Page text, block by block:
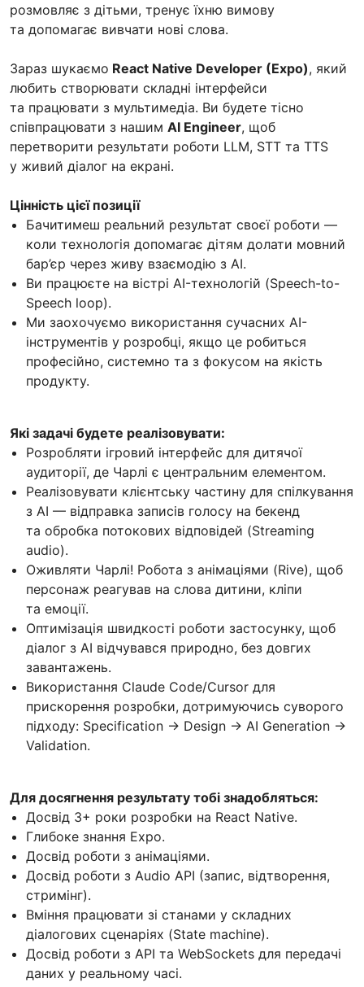
розмовляє з дітьми, тренує їхню вимову
та допомагає вивчати нові слова.
Зараз шукаємо React Native Developer (Expo), який
любить створювати складні інтерфейси
та працювати з мультимедіа. Ви будете тісно
співпрацювати з нашим AI Engineer, щоб
перетворити результати роботи LLM, STT та TTS
у живий діалог на екрані.
Цінність цієї позиції
Бачитимеш реальний результат своєї роботи —
коли технологія допомагає дітям долати мовний
бар’єр через живу взаємодію з AI.
Ви працюєте на вістрі AI-технологій (Speech-to-
Speech loop).
Ми заохочуємо використання сучасних AI-
інструментів у розробці, якщо це робиться
професійно, системно та з фокусом на якість
продукту.
Які задачі будете реалізовувати:
Розробляти ігровий інтерфейс для дитячої
аудиторії, де Чарлі є центральним елементом.
Реалізовувати клієнтську частину для спілкування
з AI — відправка записів голосу на бекенд
та обробка потокових відповідей (Streaming
audio).
Оживляти Чарлі! Робота з анімаціями (Rive), щоб
персонаж реагував на слова дитини, кліпи
та емоції.
Оптимізація швидкості роботи застосунку, щоб
діалог з AI відчувався природно, без довгих
завантажень.
Використання Claude Code/Cursor для
прискорення розробки, дотримуючись суворого
підходу: Specification -> Design -> AI Generation ->
Validation.
Для досягнення результату тобі знадобляться:
Досвід 3+ роки розробки на React Native.
Глибоке знання Expo.
Досвід роботи з анімаціями.
Досвід роботи з Audio API (запис, відтворення,
стримінг).
Вміння працювати зі станами у складних
діалогових сценаріях (State machine).
Досвід роботи з API та WebSockets для передачі
даних у реальному часі.